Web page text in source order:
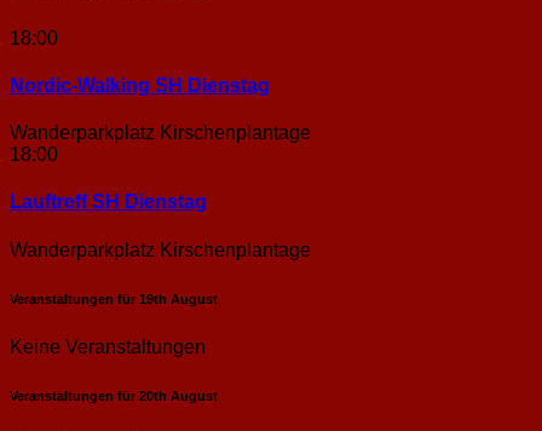
18:00
Nordic-Walking SH Dienstag
Wanderparkplatz Kirschenplantage
18:00
Lauftreff SH Dienstag
Wanderparkplatz Kirschenplantage
Veranstaltungen für 19th August
Keine Veranstaltungen
Veranstaltungen für 20th August